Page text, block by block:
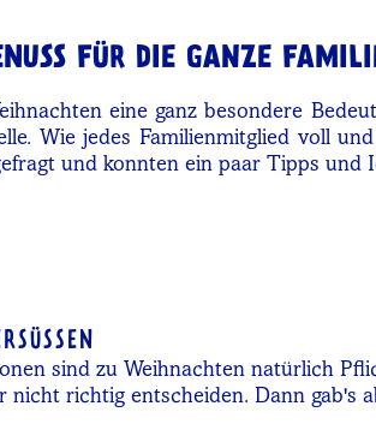
FÜR DIE GANZE
eine ganz besondere
Wie jedes Familienmitglied voll
und konnten ein paar Tipps und
sind zu Weihnachten natürlich
nicht richtig entscheiden. Dann gab's